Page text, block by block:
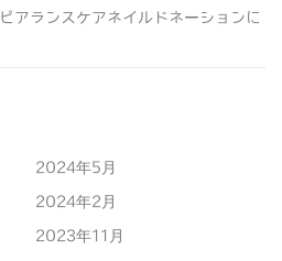
アランスケアネイルドネーションに
2024年5月
2024年2月
2023年11月